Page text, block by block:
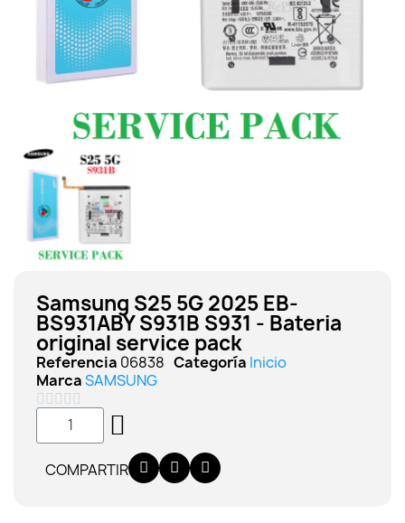
Samsung S25 5G 2025 EB-
BS931ABY S931B S931 - Bateria
original service pack
Referencia 06838 Categoría Inicio
MarcaSAMSUNG
    
COMPARTIR